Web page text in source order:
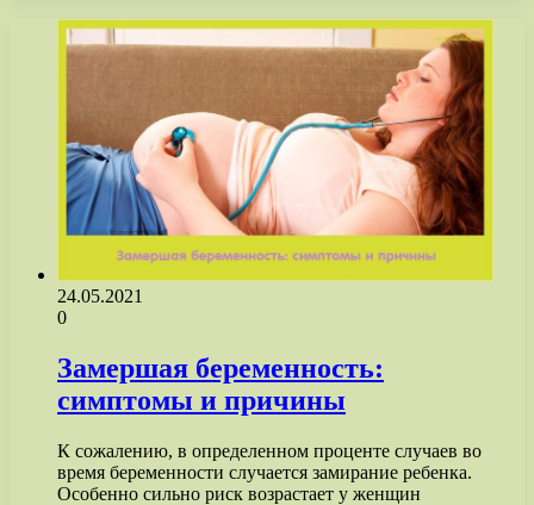
24.05.2021
0
Замершая беременность:
симптомы и причины
К сожалению, в определенном проценте случаев во
время беременности случается замирание ребенка.
Особенно сильно риск возрастает у женщин